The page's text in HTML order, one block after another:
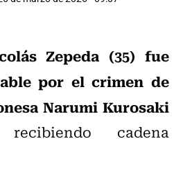
Zepeda (35) fue
por el crimen de
Narumi Kurosaki
cadena